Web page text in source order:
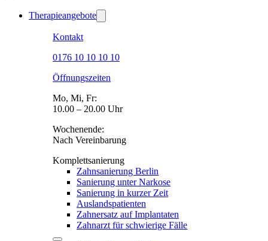
Therapieangebote
Kontakt
0176 10 10 10 10
Öffnungszeiten
Mo, Mi, Fr:
10.00 – 20.00 Uhr
Wochenende:
Nach Vereinbarung
Komplettsanierung
Zahnsanierung Berlin
Sanierung unter Narkose
Sanierung in kurzer Zeit
Auslandspatienten
Zahnersatz auf Implantaten
Zahnarzt für schwierige Fälle